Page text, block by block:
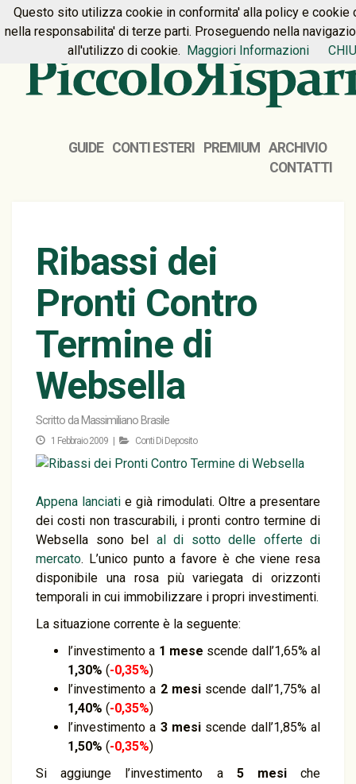
HOME PREMIUM CONTATTI
GUIDE CONTI ESTERI PREMIUM
ARCHIVIO
CONTATTI
Ribassi dei
Pronti Contro
Termine di
Websella
Scritto da Massimiliano Brasile
1 Febbraio 2009 | Conti Di Deposito
Appena lanciati e già rimodulati. Oltre a presentare
dei costi non trascurabili, i pronti contro termine di
Websella sono bel al di sotto delle offerte di
mercato. L’unico punto a favore è che viene resa
disponibile una rosa più variegata di orizzonti
temporali in cui immobilizzare i propri investimenti.
La situazione corrente è la seguente:
l’investimento a 1 mese scende dall’1,65% al
1,30% (-0,35%)
l’investimento a 2 mesi scende dall’1,75% al
1,40% (-0,35%)
l’investimento a 3 mesi scende dall’1,85% al
1,50% (-0,35%)
Si aggiunge l’investimento a 5 mesiche
Questo sito utilizza cookie in conformita' alla policy e cookie
nella responsabilita' di terze parti. Proseguendo nella
all'utilizzo di cookie. Maggiori Informazioni